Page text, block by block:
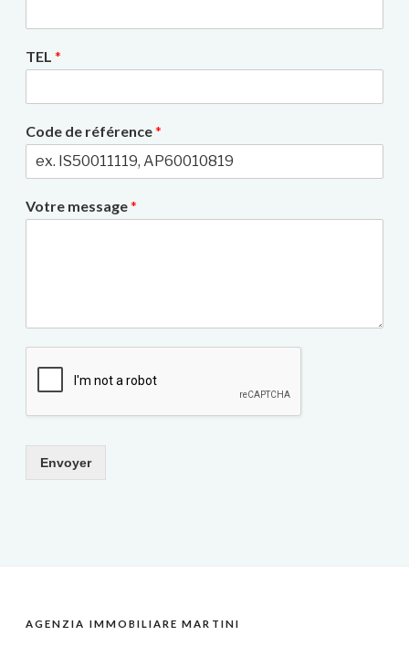
TEL *
Code de référence*
Votre message*
Envoyer
AGENZIA IMMOBILIARE MARTINI